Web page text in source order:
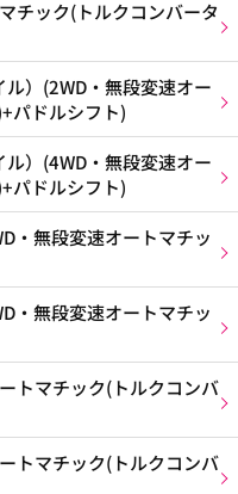
チック(トルクコンバータ
）(2WD・無段変速オー
パドルシフト)
）(4WD・無段変速オー
パドルシフト)
・無段変速オートマチッ
・無段変速オートマチッ
トマチック(トルクコンバ
トマチック(トルクコンバ